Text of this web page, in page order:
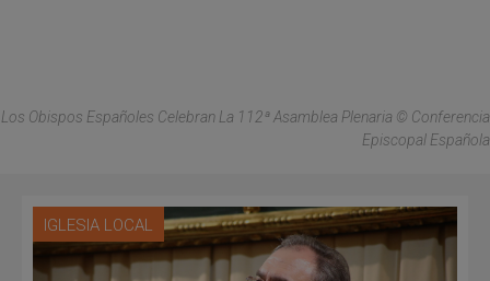
Los Obispos Españoles Celebran La 112ª Asamblea Plenaria © Conferencia
Episcopal Española
IGLESIA LOCAL